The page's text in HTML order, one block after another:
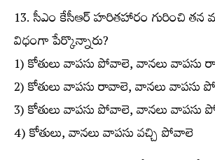
13. సీఎం కేసీఆర్ హరితహారం గురించి తన
విధంగా పేర్కొన్నారు?
1) కోతులు వాపసు పోవాలె, వానలు వాపసు
2) కోతులు వాపసు రావాలె, వానలు వాపసు
3) కోతులు వాపసు పోవాలె, వానలు వాపసు
4) కోతులు, వానలు వాపసు వచ్చి పోవాలె